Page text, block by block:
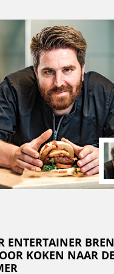
ENTERTAINER
KOKEN NAAR DE